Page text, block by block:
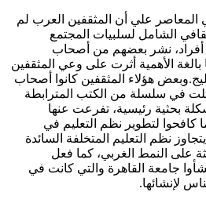
المعاصر علي أن المثقفين العرب لم
الشامل لسلبيات المجتمع
أفراد‏،‏ نشر بعضهم من أصحاب
بالغة الأهمية أثرت على وعي المثقفين
هؤلاء المثقفين كانوا أصحاب
في سلسلة من الكتب المترابطة
بحثية رئيسية‏، تفرعت عنها
لتطوير نظم التعليم في
نظم التعليم المتخلفة السائدة
على النمط الغربي‏،‏ كما فعل
جامعة القاهرة والتي كانت في
لإنشائها‏.‏